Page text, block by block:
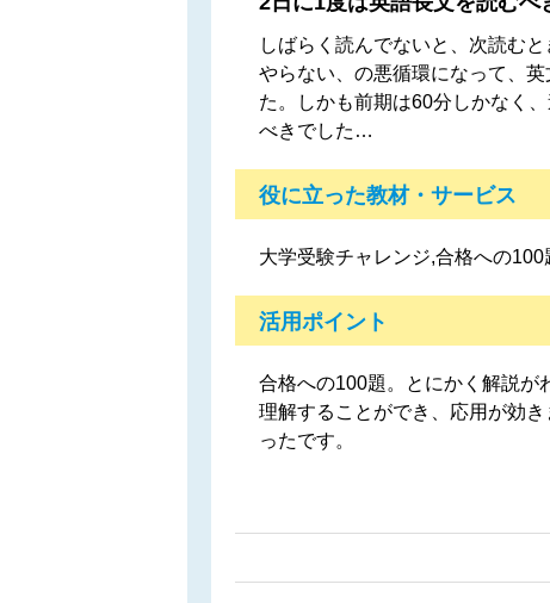
しばらく読んでないと、次読む
やらない、の悪循環になって、
た。しかも前期は60分しかなく
べきでした…
役に立った教材・サービス
大学受験チャレンジ,合格への
活用ポイント
合格への100題。とにかく解説が
理解することができ、応用が効
ったです。